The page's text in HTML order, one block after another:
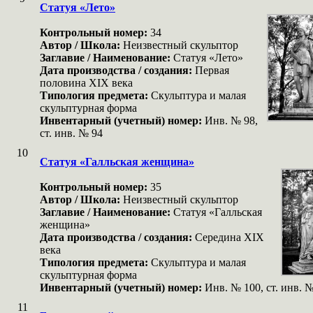
Статуя «Лето»
Контрольный номер: 34
Автор / Школа: Неизвестный скульптор
Заглавие / Наименование: Статуя «Лето»
Дата производства / создания: Первая
половина XIX века
Типология предмета: Скульптура и малая
скульптурная форма
Инвентарный (учетный) номер: Инв. № 98,
ст. инв. № 94
10
Статуя «Галльская женщина»
Контрольный номер: 35
Автор / Школа: Неизвестный скульптор
Заглавие / Наименование: Статуя «Галльская
женщина»
Дата производства / создания: Середина XIX
века
Типология предмета: Скульптура и малая
скульптурная форма
Инвентарный (учетный) номер: Инв. № 100, ст. инв.
11